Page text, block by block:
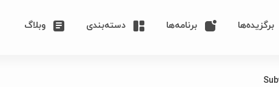
برگزیده‌ها برنامه‌ها دسته‌بندی وبلاگ